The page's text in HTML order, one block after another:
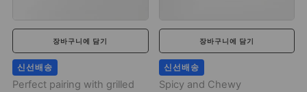
장바구니에 담기
신선배송
Perfect pairing with grilled
장바구니에 담기
신선배송
Spicy and Chewy